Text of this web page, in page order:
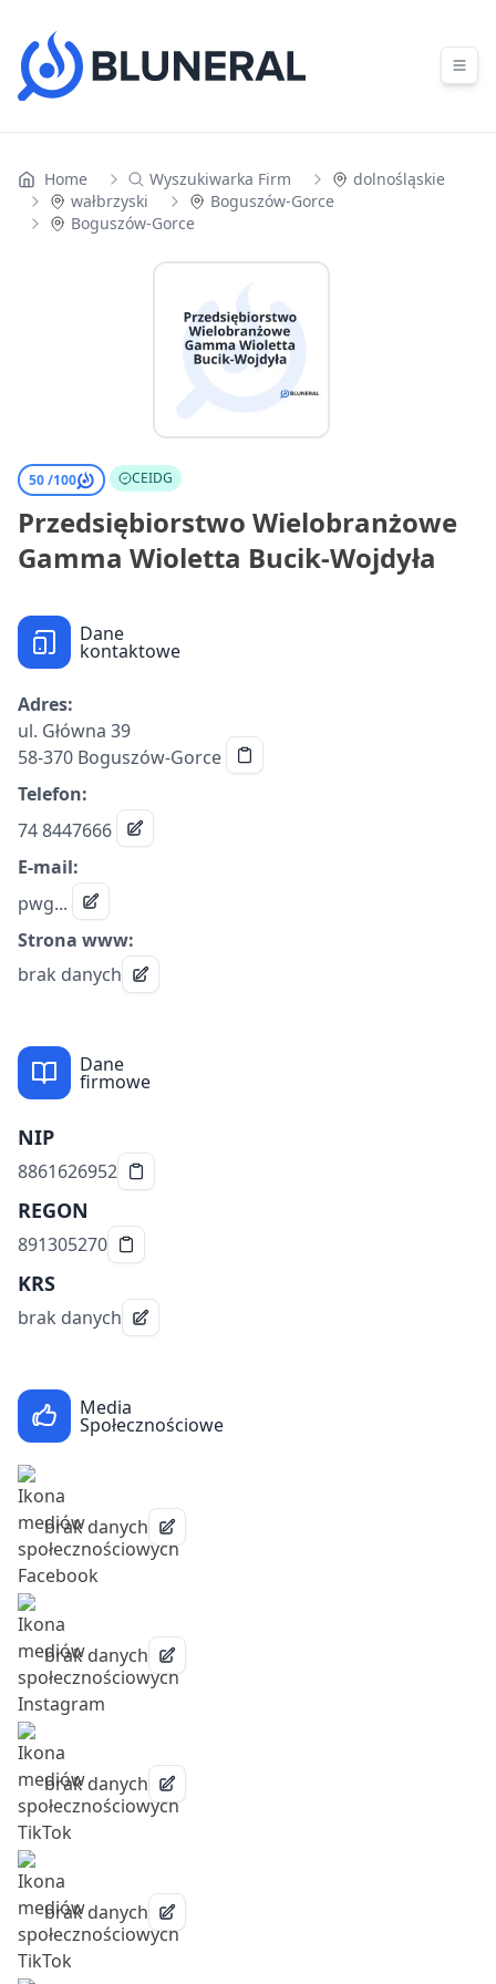
Home Wyszukiwarka Firm
dolnośląskie
wałbrzyski
Boguszów-Gorce
Boguszów-Gorce
50 /100 CEIDG
Przedsiębiorstwo Wielobranżowe
Gamma Wioletta Bucik-Wojdyła
Dane
kontaktowe
Adres:
ul. Główna 39
58-370 Boguszów-Gorce
Telefon:
74 8447666
E-mail:
pwg...
Strona www:
brak danych
Dane
firmowe
NIP
8861626952
REGON
891305270
KRS
brak danych
Media
Społecznościowe
brak danych
brak danych
brak danych
brak danych